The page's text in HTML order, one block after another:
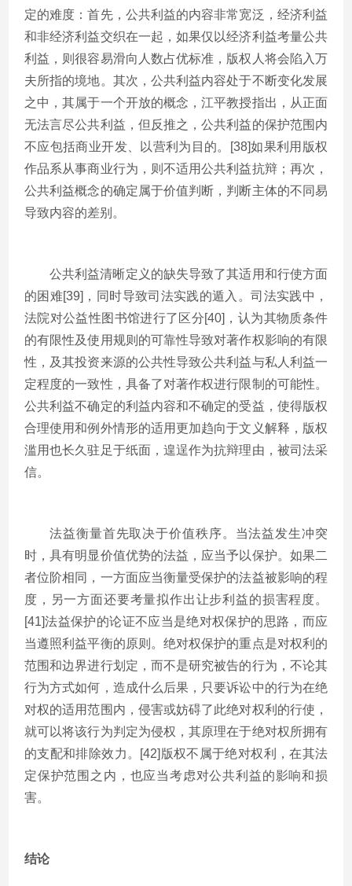
定的难度：首先，公共利益的内容非常宽泛，经济利益
和非经济利益交织在一起，如果仅以经济利益考量公共
利益，则很容易滑向人数占优标准，版权人将会陷入万
夫所指的境地。其次，公共利益内容处于不断变化发展
之中，其属于一个开放的概念，江平教授指出，从正面
无法言尽公共利益，但反推之，公共利益的保护范围内
不应包括商业开发、以营利为目的。[38]如果利用版权
作品系从事商业行为，则不适用公共利益抗辩；再次，
公共利益概念的确定属于价值判断，判断主体的不同易
导致内容的差别。
公共利益清晰定义的缺失导致了其适用和行使方面
的困难[39]，同时导致司法实践的遁入。司法实践中，
法院对公益性图书馆进行了区分[40]，认为其物质条件
的有限性及使用规则的可靠性导致对著作权影响的有限
性，及其投资来源的公共性导致公共利益与私人利益一
定程度的一致性，具备了对著作权进行限制的可能性。
公共利益不确定的利益内容和不确定的受益，使得版权
合理使用和例外情形的适用更加趋向于文义解释，版权
滥用也长久驻足于纸面，遑逞作为抗辩理由，被司法采
信。
法益衡量首先取决于价值秩序。当法益发生冲突
时，具有明显价值优势的法益，应当予以保护。如果二
者位阶相同，一方面应当衡量受保护的法益被影响的程
度，另一方面还要考量拟作出让步利益的损害程度。
[41]法益保护的论证不应当是绝对权保护的思路，而应
当遵照利益平衡的原则。绝对权保护的重点是对权利的
范围和边界进行划定，而不是研究被告的行为，不论其
行为方式如何，造成什么后果，只要诉讼中的行为在绝
对权的适用范围内，侵害或妨碍了此绝对权利的行使，
就可以将该行为判定为侵权，其原理在于绝对权所拥有
的支配和排除效力。[42]版权不属于绝对权利，在其法
定保护范围之内，也应当考虑对公共利益的影响和损
害。
结论